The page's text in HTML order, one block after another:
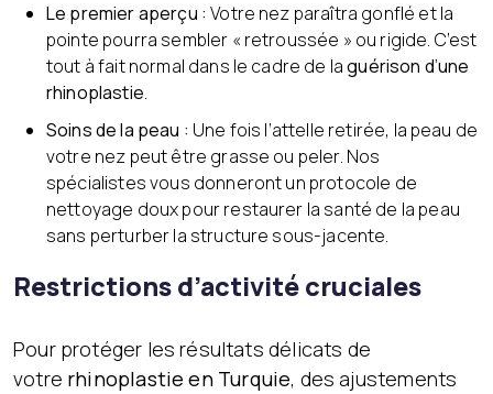
Le premier aperçu : Votre nez paraîtra gonflé et la
pointe pourra sembler « retroussée » ou rigide. C’est
tout à fait normal dans le cadre de laguérison d’une
rhinoplastie.
Soins de la peau : Une fois l’attelle retirée, la peau de
votre nez peut être grasse ou peler. Nos
spécialistes vous donneront un protocole de
nettoyage doux pour restaurer la santé de la peau
sans perturber la structure sous-jacente.
Restrictions d’activité cruciales
Pour protéger les résultats délicats de
votre rhinoplastie en Turquie, des ajustements